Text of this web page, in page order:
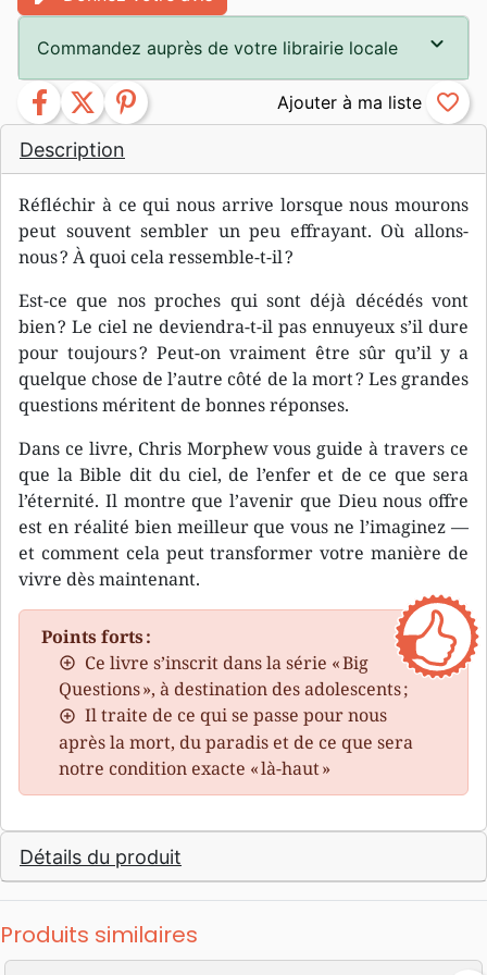
Description
Réfléchir à ce qui nous arrive lorsque nous mourons
peut souvent sembler un peu effrayant. Où allons-
nous ? À quoi cela ressemble-t-il ?
Est-ce que nos proches qui sont déjà décédés vont
bien ? Le ciel ne deviendra-t-il pas ennuyeux s’il dure
pour toujours ? Peut-on vraiment être sûr qu’il y a
quelque chose de l’autre côté de la mort ? Les grandes
questions méritent de bonnes réponses.
Dans ce livre, Chris Morphew vous guide à travers ce
que la Bible dit du ciel, de l’enfer et de ce que sera
l’éternité. Il montre que l’avenir que Dieu nous offre
est en réalité bien meilleur que vous ne l’imaginez —
et comment cela peut transformer votre manière de
vivre dès maintenant.
Points forts :
Ce livre s’inscrit dans la série « Big
Questions », à destination des adolescents ;
Il traite de ce qui se passe pour nous
après la mort, du paradis et de ce que sera
notre condition exacte « là-haut »
Détails du produit
Commandez auprès de votre librairie locale
facebook twitter pinterest favorite_border
Produits similaires